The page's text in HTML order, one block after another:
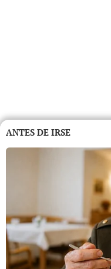
ANTES DE IRSE